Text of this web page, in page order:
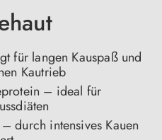
für langen Kauspaß und
Kautrieb
– ideal für
durch intensives Kauen